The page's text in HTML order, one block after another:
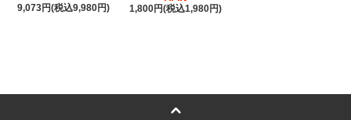
9,073円(税込9,980円)
1,800円(税込1,980円)